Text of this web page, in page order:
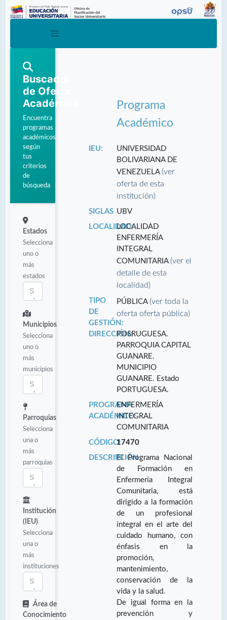
Buscador
de Oferta
Académica
Encuentra
programas
académicos
según
tus
criterios
de
búsqueda
Estados
Selecciona
uno o
más
estados
Municipios
Selecciona
uno o
más
municipios
Parroquias
Selecciona
una o
más
parroquias
Institución
(IEU)
Selecciona
una o
más
instituciones
Área de
Conocimiento
Programa
Académico
IEU:
UNIVERSIDAD
BOLIVARIANA DE
VENEZUELA(ver
oferta de esta
institución)
SIGLAS UBV
LOCALIDAD:LOCALIDAD
ENFERMERÍA
INTEGRAL
COMUNITARIA(ver el
detalle de esta
localidad)
TIPO
DE
GESTIÓN:
PÚBLICA(ver toda la
oferta oferta pública)
DIRECCIÓN:POSRUGUESA.
PARROQUIA CAPITAL
GUANARE.
MUNICIPIO
GUANARE. Estado
PORTUGUESA.
PROGRAMA
ACADÉMICO:
ENFERMERÍA
INTEGRAL
COMUNITARIA
CÓDIGO:17470
DESCRIPCIÓN:El Programa Nacional
de Formación en
Enfermería Integral
Comunitaria, está
dirigido a la formación
de un profesional
integral en el arte del
cuidado humano, con
énfasis en la
promoción,
mantenimiento,
conservación de la
vida y la salud.
De igual forma en la
prevención y